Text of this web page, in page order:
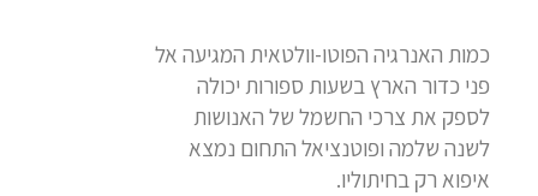
כמות האנרגיה הפוטו-וולטאית המגיעה אל
פני כדור הארץ בשעות ספורות יכולה
לספק את צרכי החשמל של האנושות
לשנה שלמה ופוטנציאל התחום נמצא
איפוא רק בחיתוליו.